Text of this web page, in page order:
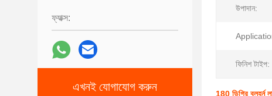
ফ্যাক্স:
এখনই যোগাযোগ করুন
উপাদান:
ফিনিশ টাইপ:
180 ডিগ্রি বুলহর্ন